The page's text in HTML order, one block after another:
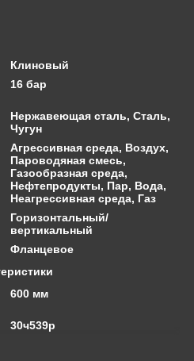
Клиновый
16 бар
Нержавеющая сталь, Сталь,
Чугун
Агрессивная среда, Воздух,
Пароводяная смесь,
Газообразная среда,
Нефтепродукты, Пар, Вода,
Неагрессивная среда, Газ
Горизонтальный/
вертикальный
Фланцевое
600 мм
30ч539р